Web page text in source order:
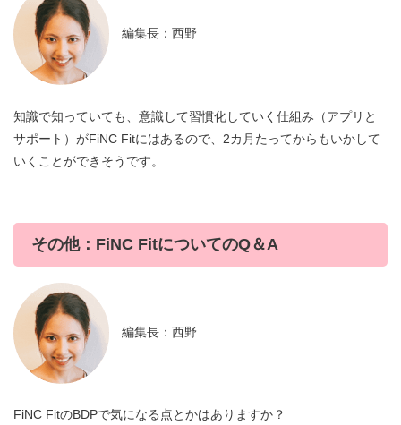
編集長：西野
知識で知っていても、意識して習慣化していく仕組み（アプリと
サポート）がFiNC Fitにはあるので、2カ月たってからもいかして
いくことができそうです。
その他：FiNC FitについてのQ＆A
編集長：西野
FiNC FitのBDPで気になる点とかはありますか？